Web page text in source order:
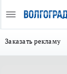
Заказать рекламу